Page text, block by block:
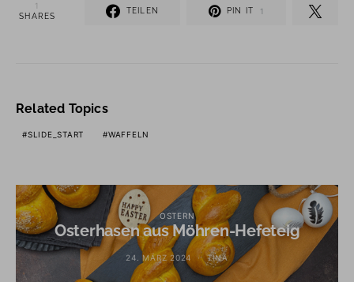
1
SHARES
TEILEN PIN IT 1
Related Topics
SLIDE_START WAFFELN
OSTERN
Osterhasen aus Möhren-Hefeteig
24. MÄRZ 2024 TINA